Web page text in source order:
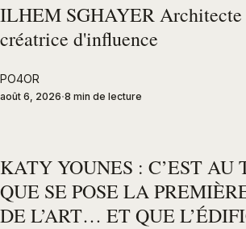
ILHEM SGHAYER Architecte
créatrice d'influence
PO4OR
août 6, 2026 8 min de lecture
KATY YOUNES : C’EST AU
QUE SE POSE LA
DE L’ART… ET QUE